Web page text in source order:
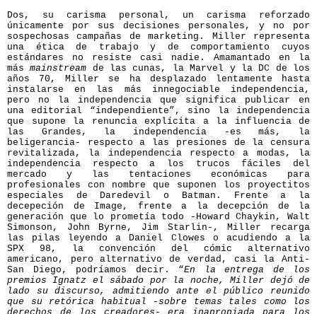
Dos, su carisma personal, un carisma reforzado
únicamente por sus decisiones personales, y no por
sospechosas campañas de marketing. Miller representa
una ética de trabajo y de comportamiento cuyos
estándares no resiste casi nadie. Amamantado en la
másmainstream de las cunas, la Marvel y la DC de los
años 70, Miller se ha desplazado lentamente hasta
instalarse en las más innegociable independencia,
pero no la independencia que significa publicar en
una editorial “independiente”, sino la independencia
que supone la renuncia explícita a la influencia de
las Grandes, la independencia -es más, la
beligerancia- respecto a las presiones de la censura
revitalizada, la independencia respecto a modas, la
independencia respecto a los trucos fáciles del
mercado y las tentaciones económicas para
profesionales con nombre que suponen los proyectitos
especiales de Daredevil o Batman. Frente a la
decepeción de Image, frente a la decepción de la
generación que lo prometía todo -Howard Chaykin, Walt
Simonson, John Byrne, Jim Starlin-, Miller recarga
las pilas leyendo a Daniel Clowes o acudiendo a la
SPX 98, la convención del cómic alternativo
americano, pero alternativo de verdad, casi la Anti-
San Diego, podríamos decir. “En la entrega de los
premios Ignatz el sábado por la noche, Miller dejó de
lado su discurso, admitiendo ante el público reunido
que su retórica habitual -sobre temas tales como los